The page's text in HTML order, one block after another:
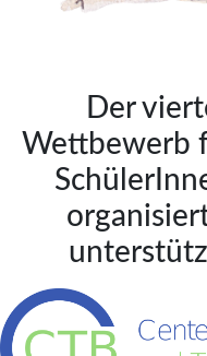
Der
Wettbewerb